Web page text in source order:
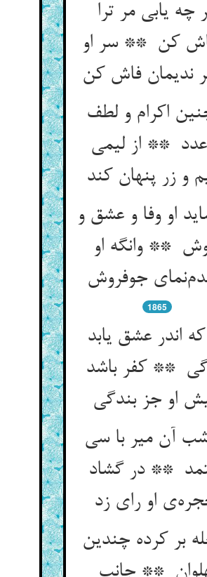
چه یابی مر ترا
کن ** سر او
اکرام و لطف
** از لیمی
او وفا و عشق و
** وانگه او
1865
اندر عشق یابد
** کفر باشد
آن میر با سی
** در گشاد
بر کرده چندین
** جانب